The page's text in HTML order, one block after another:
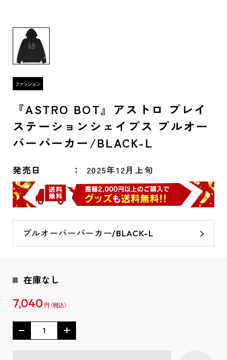
『ASTRO BOT』アストロ プレイ
ステーションシェイプス プルオー
バーパーカー/BLACK-L
発売日 2025年12月上旬
プルオーバーパーカー/BLACK-L
在庫なし
7,040 円